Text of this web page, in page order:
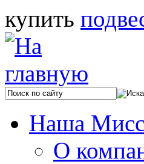
купить
Наша
О